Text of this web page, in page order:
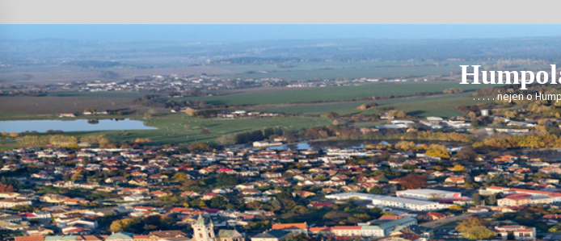
to
. . . . . nejen o